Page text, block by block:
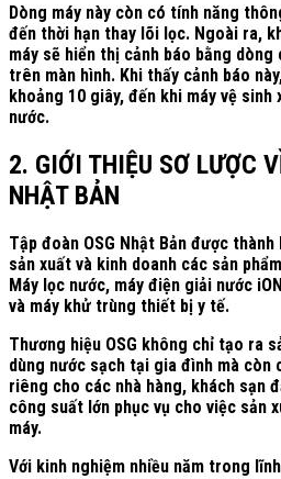
Dòng máy này còn có tính năng
đến thời hạn thay lõi lọc. Ngoài ra,
máy sẽ hiển thị cảnh báo bằng dòng
trên màn hình. Khi thấy cảnh báo
khoảng 10 giây, đến khi máy vệ
nước.
2. GIỚI THIỆU SƠ LƯỢC
NHẬT BẢN
Tập đoàn OSG Nhật Bản được
sản xuất và kinh doanh các sản
Máy lọc nước, máy điện giải nước
và máy khử trùng thiết bị y tế.
Thương hiệu OSG không chỉ tạo ra
dùng nước sạch tại gia đình mà còn
riêng cho các nhà hàng, khách sạn
công suất lớn phục vụ cho việc sản
máy.
Với kinh nghiệm nhiều năm trong